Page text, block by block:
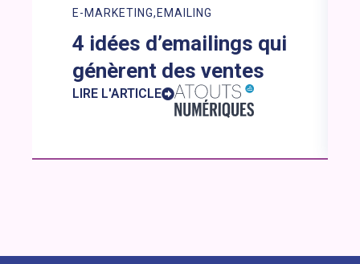
E-MARKETING EMAILING
4 idées d’emailings qui
génèrent des ventes
LIRE L'ARTICLE